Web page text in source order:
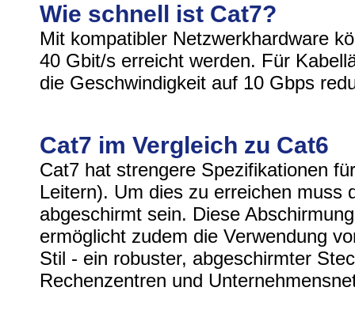
Wie schnell ist Cat7?
Mit kompatibler Netzwerkhardware
40 Gbit/s erreicht werden. Für
die Geschwindigkeit auf 10 Gbps
Cat7 im Vergleich zu Cat6
Cat7 hat strengere Spezifikationen
Leitern). Um dies zu erreichen muss
abgeschirmt sein. Diese
ermöglicht zudem die Verwendung
Stil - ein robuster, abgeschirmter
Rechenzentren und